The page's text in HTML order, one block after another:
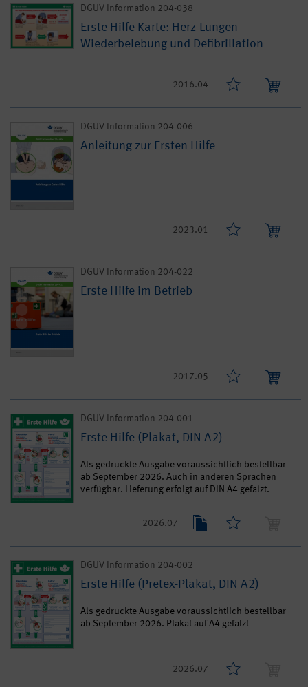
DGUV Information 204-038
Erste Hilfe Karte: Herz-Lungen-
Wiederbelebung und Defibrillation
2016.04
DGUV Information 204-006
Anleitung zur Ersten Hilfe
2023.01
DGUV Information 204-022
Erste Hilfe im Betrieb
2017.05
DGUV Information 204-001
Erste Hilfe (Plakat, DIN A2)
Als gedruckte Ausgabe voraussichtlich bestellbar
ab September 2026. Auch in anderen Sprachen
verfügbar. Lieferung erfolgt auf DIN A4 gefalzt.
2026.07
DGUV Information 204-002
Erste Hilfe (Pretex-Plakat, DIN A2)
Als gedruckte Ausgabe voraussichtlich bestellbar
ab September 2026. Plakat auf A4 gefalzt
2026.07